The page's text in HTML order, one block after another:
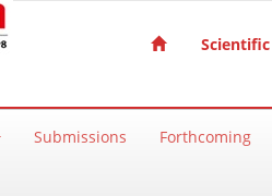
Submissions Forthcoming